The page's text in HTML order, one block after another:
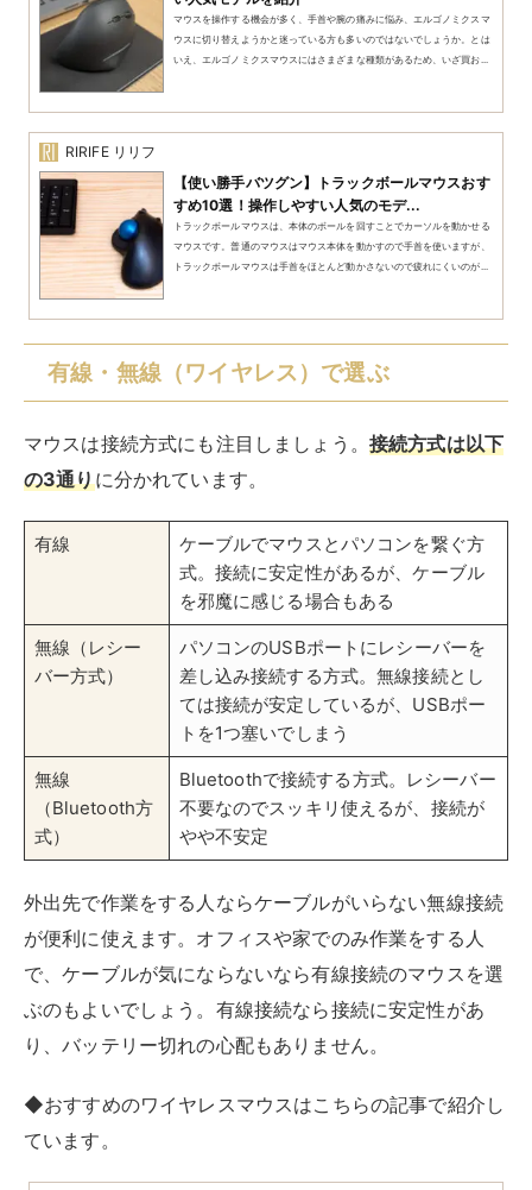
マウスを操作する機会が多く、手首や腕の痛みに悩み、エルゴノミクスマ
ウスに切り替えようかと迷っている方も多いのではないでしょうか。とは
いえ、エルゴノミクスマウスにはさまざまな種類があるため、いざ買お...
RIRIFE リリフ
【使い勝手バツグン】トラックボールマウスおす
すめ10選！操作しやすい人気のモデ...
トラックボールマウスは、本体のボールを回すことでカーソルを動かせる
マウスです。普通のマウスはマウス本体を動かすので手首を使いますが、
トラックボールマウスは手首をほとんど動かさないので疲れにくいのが...
有線・無線（ワイヤレス）で選ぶ
マウスは接続方式にも注目しましょう。 接続方式は以下
の3通りに分かれています。
有線
ケーブルでマウスとパソコンを繋ぐ方
式。接続に安定性があるが、ケーブル
を邪魔に感じる場合もある
無線（レシー
バー方式）
パソコンのUSBポートにレシーバーを
差し込み接続する方式。無線接続とし
ては接続が安定しているが、USBポー
トを1つ塞いでしまう
無線
（Bluetooth方
式）
Bluetoothで接続する方式。レシーバー
不要なのでスッキリ使えるが、接続が
やや不安定
外出先で作業をする人ならケーブルがいらない無線接続
が便利に使えます。オフィスや家でのみ作業をする人
で、ケーブルが気にならないなら有線接続のマウスを選
ぶのもよいでしょう。有線接続なら接続に安定性があ
り、バッテリー切れの心配もありません。
◆おすすめのワイヤレスマウスはこちらの記事で紹介し
ています。